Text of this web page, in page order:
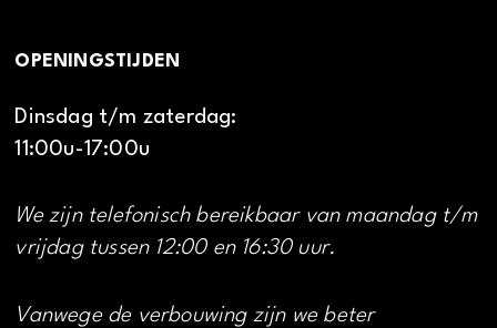
OPENINGSTIJDEN
Dinsdag t/m zaterdag:
11:00u-17:00u
We zijn telefonisch bereikbaar van maandag t/m
vrijdag tussen 12:00 en 16:30 uur.
Vanwege de verbouwing zijn we beter